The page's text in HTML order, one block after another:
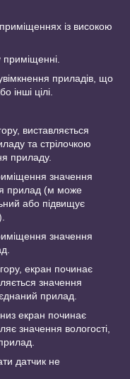
із високою
приміщенні.
приладів, що
інші цілі.
виставляється
та стрілочкою
приладу.
значення
прилад (м може
або підвищує
значення
екран починає
значення
прилад.
екран починає
значення вологості,
датчик не